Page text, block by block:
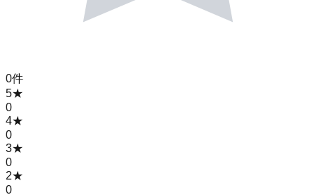
0件
5★
0
4★
0
3★
0
2★
0